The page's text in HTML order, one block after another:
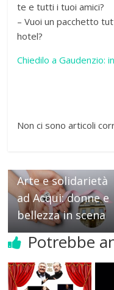
te e tutti i tuoi amici?
– Vuoi un pacchetto
hotel?
Chiedilo a Gaudenzio:
Non ci sono articoli
Arte e solidarietà
ad Acqui: donne e
bellezza in scena
Potrebbe